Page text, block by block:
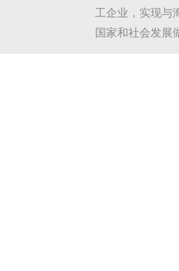
工企业，实现与
国家和社会发展